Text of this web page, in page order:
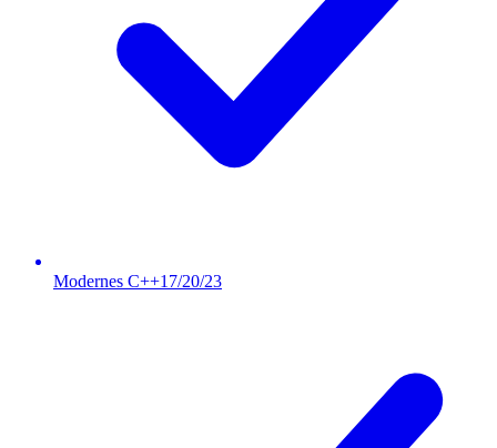
Modernes C++17/20/23